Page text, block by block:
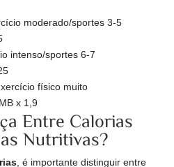
moderado/sportes 3-5
intenso/sportes 6-7
físico muito
x 1,9
Entre Calorias
Nutritivas?
, é importante distinguir entre